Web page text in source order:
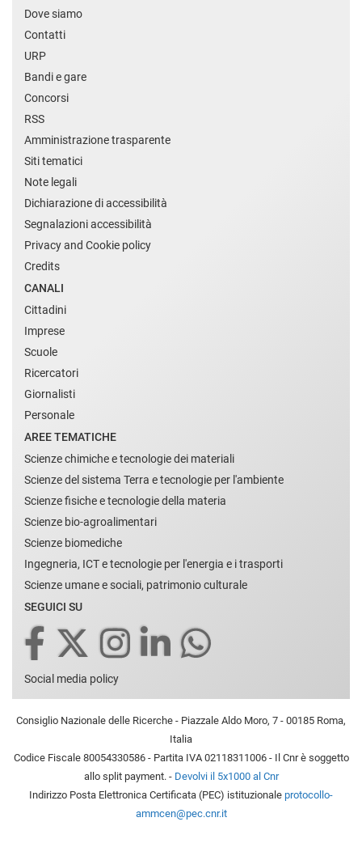
Dove siamo
Contatti
URP
Bandi e gare
Concorsi
RSS
Amministrazione trasparente
Siti tematici
Note legali
Dichiarazione di accessibilità
Segnalazioni accessibilità
Privacy and Cookie policy
Credits
CANALI
Cittadini
Imprese
Scuole
Ricercatori
Giornalisti
Personale
AREE TEMATICHE
Scienze chimiche e tecnologie dei materiali
Scienze del sistema Terra e tecnologie per l'ambiente
Scienze fisiche e tecnologie della materia
Scienze bio-agroalimentari
Scienze biomediche
Ingegneria, ICT e tecnologie per l'energia e i trasporti
Scienze umane e sociali, patrimonio culturale
SEGUICI SU
Social media policy
Consiglio Nazionale delle Ricerche - Piazzale Aldo Moro, 7 - 00185 Roma,
Italia
Codice Fiscale 80054330586 - Partita IVA 02118311006 - Il Cnr è soggetto
allo split payment. - Devolvi il 5x1000 al Cnr
Indirizzo Posta Elettronica Certificata (PEC) istituzionale protocollo-
ammcen@pec.cnr.it